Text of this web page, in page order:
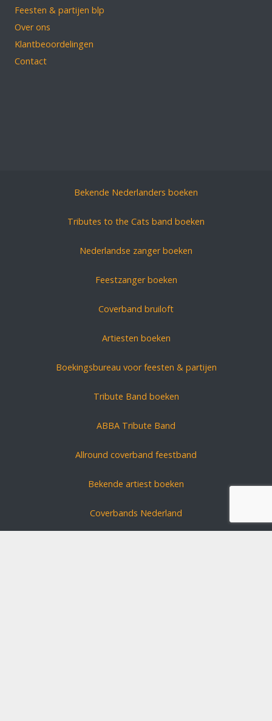
Feesten & partijen blp
Over ons
Klantbeoordelingen
Contact
Bekende Nederlanders boeken
Tributes to the Cats band boeken
Nederlandse zanger boeken
Feestzanger boeken
Coverband bruiloft
Artiesten boeken
Boekingsbureau voor feesten & partijen
Tribute Band boeken
ABBA Tribute Band
Allround coverband feestband
Bekende artiest boeken
Coverbands Nederland